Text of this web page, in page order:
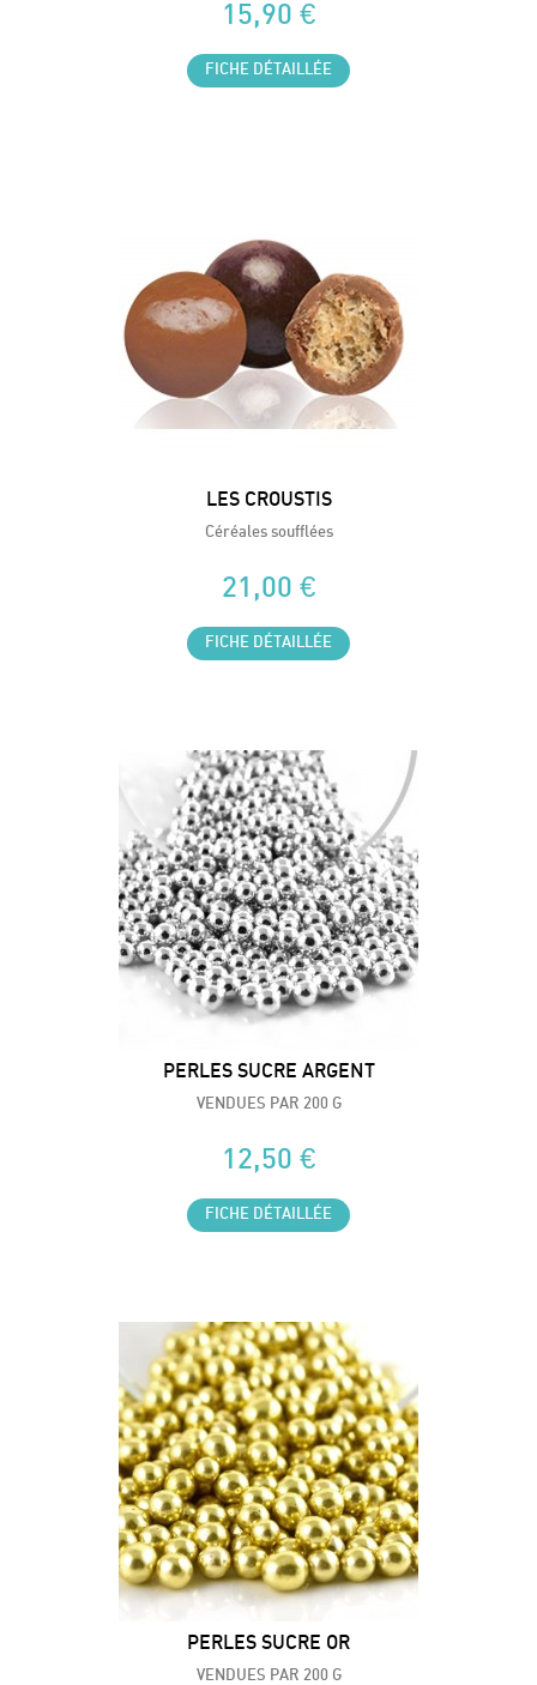
15,90 €
FICHE DÉTAILLÉE
LES CROUSTIS
Céréales soufflées
21,00 €
FICHE DÉTAILLÉE
PERLES SUCRE ARGENT
VENDUES PAR 200 G
12,50 €
FICHE DÉTAILLÉE
PERLES SUCRE OR
VENDUES PAR 200 G